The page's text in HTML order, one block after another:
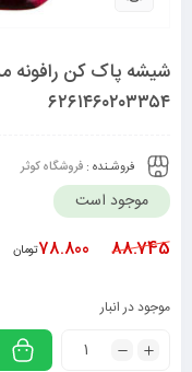
۶۲۶۱۴۶۰۲۰۳۳۵۴
فروشـنده : فروشگاه کوثر
موجود است
88.745
78.800تومان
موجود در انبار